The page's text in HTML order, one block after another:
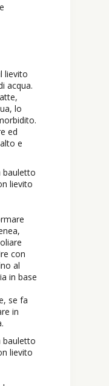
lievito
acqua.
lo
ed
e
con
al
in base
se fa
in